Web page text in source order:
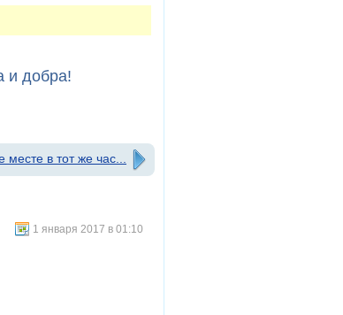
и добра!
в тот же час...
1 января 2017 в 01:10